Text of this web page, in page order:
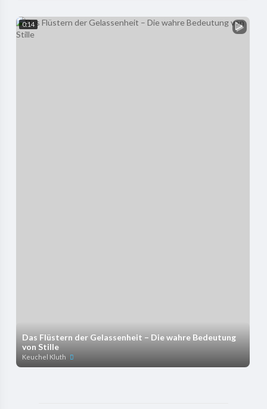
0:14
Das Flüstern der Gelassenheit – Die wahre Bedeutung
von Stille
Keuchel Kluth